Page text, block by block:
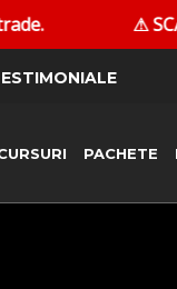
ALERT! Dan
PACHETE